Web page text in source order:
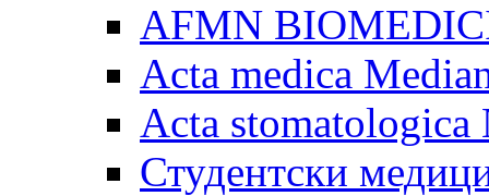
AFMN
Acta medica
Acta stomatologica
Студентски